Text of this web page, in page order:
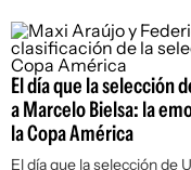
El día que la selección
a Marcelo Bielsa: la
la Copa América
El día que la selección de